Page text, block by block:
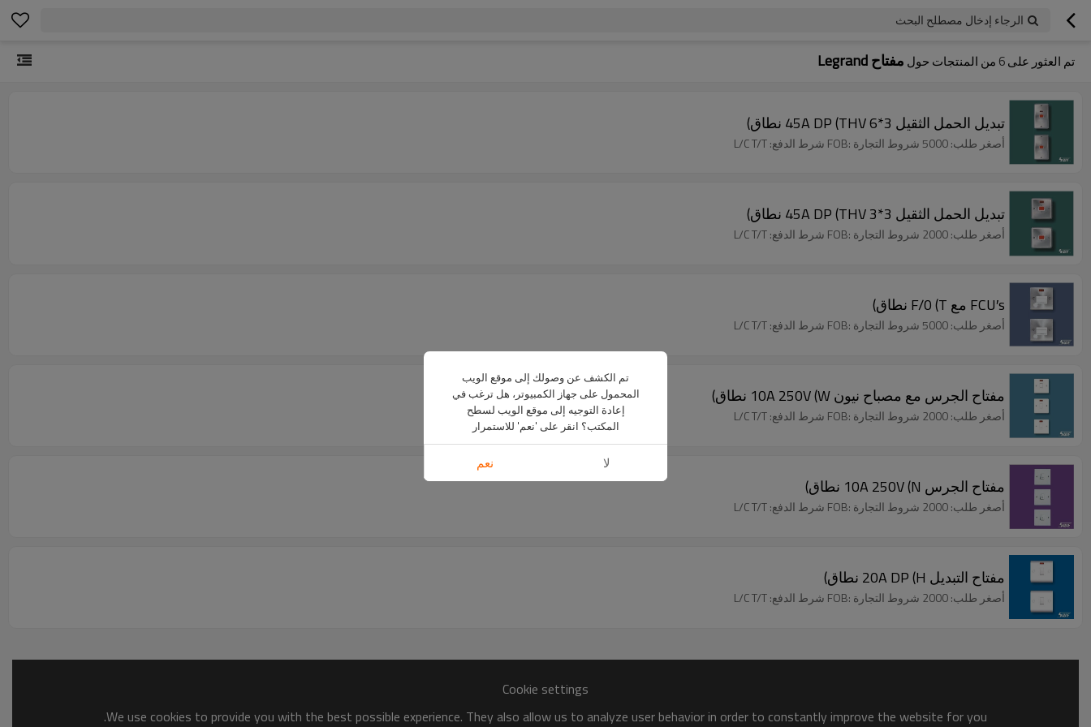
الرجاء إدخال مصطلح البحث
تم العثور على6 من المنتجات حول مفتاح Legrand
تبديل الحمل الثقيل 3*6 45A DP (THV نطاق)
أصغر طلب: 5000 شروط التجارة :FOB شرط الدفع: L/C T/T
تبديل الحمل الثقيل 3*3 45A DP (THV نطاق)
أصغر طلب: 2000 شروط التجارة :FOB شرط الدفع: L/C T/T
FCU′s مع F/0 (T نطاق)
أصغر طلب: 5000 شروط التجارة :FOB شرط الدفع: L/C T/T
مفتاح الجرس مع مصباح نيون 10A 250V (W نطاق)
أصغر طلب: 2000 شروط التجارة :FOB شرط الدفع: L/C T/T
مفتاح الجرس 10A 250V (N نطاق)
أصغر طلب: 2000 شروط التجارة :FOB شرط الدفع: L/C T/T
مفتاح التبديل 20A DP (H نطاق)
أصغر طلب: 2000 شروط التجارة :FOB شرط الدفع: L/C T/T
Cookie settings
We use cookies to provide you with the best possible experience. They also allow us to analyze user behavior in order to constantly improve the website for you.
تم الكشف عن وصولك إلى موقع الويب
المحمول على جهاز الكمبيوتر، هل ترغب في
إعادة التوجيه إلى موقع الويب لسطح
المكتب؟ انقر على 'نعم' للاستمرار
لا نعم